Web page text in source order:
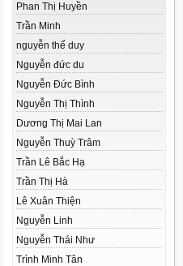
Phan Thị Huyền
Trần Minh
nguyễn thế duy
Nguyễn đức du
Nguyễn Đức Bình
Nguyễn Thị Thình
Dương Thị Mai Lan
Nguyễn Thuỳ Trâm
Trần Lê Bắc Hạ
Trần Thị Hà
Lê Xuân Thiện
Nguyễn Linh
Nguyễn Thái Như
Trình Minh Tân